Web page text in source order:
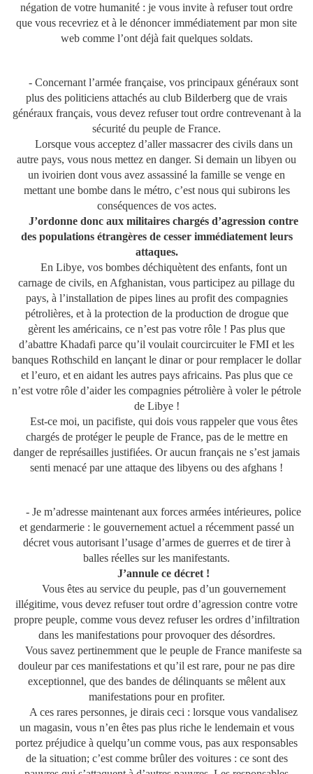
négation de votre humanité : je vous invite à refuser tout ordre
que vous recevriez et à le dénoncer immédiatement par mon site
web comme l’ont déjà fait quelques soldats.
- Concernant l’armée française, vos principaux généraux sont
plus des politiciens attachés au club Bilderberg que de vrais
généraux français, vous devez refuser tout ordre contrevenant à la
sécurité du peuple de France.
Lorsque vous acceptez d’aller massacrer des civils dans un
autre pays, vous nous mettez en danger. Si demain un libyen ou
un ivoirien dont vous avez assassiné la famille se venge en
mettant une bombe dans le métro, c’est nous qui subirons les
conséquences de vos actes.
J’ordonne donc aux militaires chargés d’agression contre
des populations étrangères de cesser immédiatement leurs
attaques.
En Libye, vos bombes déchiquètent des enfants, font un
carnage de civils, en Afghanistan, vous participez au pillage du
pays, à l’installation de pipes lines au profit des compagnies
pétrolières, et à la protection de la production de drogue que
gèrent les américains, ce n’est pas votre rôle ! Pas plus que
d’abattre Khadafi parce qu’il voulait courcircuiter le FMI et les
banques Rothschild en lançant le dinar or pour remplacer le dollar
et l’euro, et en aidant les autres pays africains. Pas plus que ce
n’est votre rôle d’aider les compagnies pétrolière à voler le pétrole
de Libye !
Est-ce moi, un pacifiste, qui dois vous rappeler que vous êtes
chargés de protéger le peuple de France, pas de le mettre en
danger de représailles justifiées. Or aucun français ne s’est jamais
senti menacé par une attaque des libyens ou des afghans !
- Je m’adresse maintenant aux forces armées intérieures, police
et gendarmerie : le gouvernement actuel a récemment passé un
décret vous autorisant l’usage d’armes de guerres et de tirer à
balles réelles sur les manifestants.
J’annule ce décret !
Vous êtes au service du peuple, pas d’un gouvernement
illégitime, vous devez refuser tout ordre d’agression contre votre
propre peuple, comme vous devez refuser les ordres d’infiltration
dans les manifestations pour provoquer des désordres.
Vous savez pertinemment que le peuple de France manifeste sa
douleur par ces manifestations et qu’il est rare, pour ne pas dire
exceptionnel, que des bandes de délinquants se mêlent aux
manifestations pour en profiter.
A ces rares personnes, je dirais ceci : lorsque vous vandalisez
un magasin, vous n’en êtes pas plus riche le lendemain et vous
portez préjudice à quelqu’un comme vous, pas aux responsables
de la situation; c’est comme brûler des voitures : ce sont des